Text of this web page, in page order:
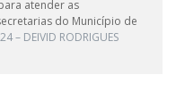
atender as
do Município de
– DEIVID RODRIGUES